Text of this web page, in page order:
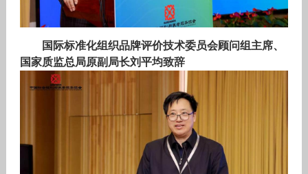
国际标准化组织品牌评价技术委员会顾问组主席、
国家质监总局原副局长刘平均致辞